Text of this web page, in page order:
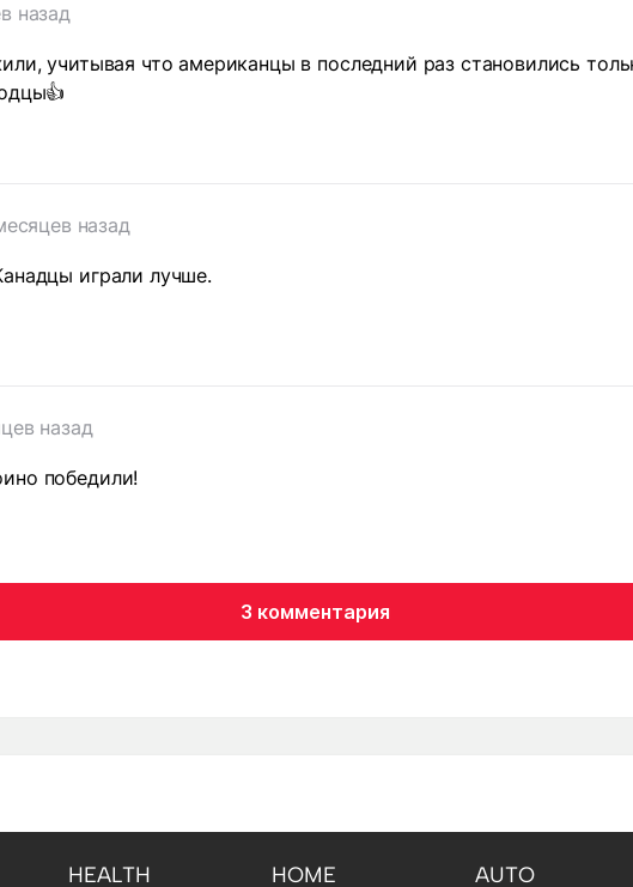
назад
учитывая что американцы в последний раз становились
назад
играли лучше.
назад
победили!
3 комментария
HEALTH HOME AUTO